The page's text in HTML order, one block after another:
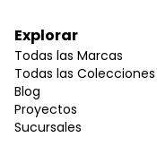
Explorar
Todas las Marcas
Todas las Colecciones
Blog
Proyectos
Sucursales